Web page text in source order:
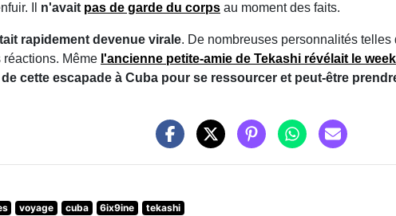
Il n'avait pas de garde du corps au moment des faits.
rapidement devenue virale. De nombreuses personnalités
Même l'ancienne petite-amie de Tekashi révélait le
cette escapade à Cuba pour se ressourcer et peut-être
voyage cuba 6ix9ine tekashi